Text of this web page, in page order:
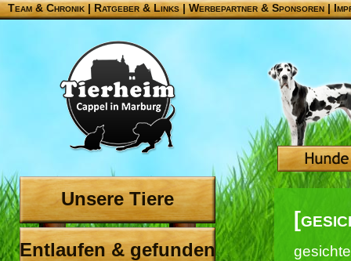
Team & Chronik |Ratgeber & Links|Werbepartner & Sponsoren|
Unsere Tiere
Entlaufen & gefunden